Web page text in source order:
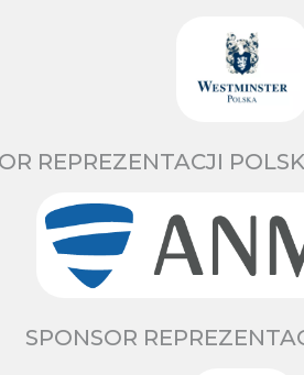
REPREZENTACJI
SPONSOR